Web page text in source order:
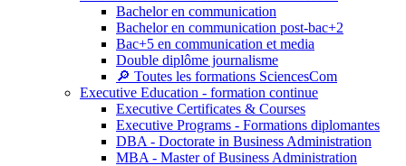
Bachelor en communication
Bachelor en communication post-bac+2
Bac+5 en communication et media
Double diplôme journalisme
🔎 Toutes les formations SciencesCom
Executive Education - formation continue
Executive Certificates & Courses
Executive Programs - Formations diplomantes
DBA - Doctorate in Business Administration
MBA - Master of Business Administration